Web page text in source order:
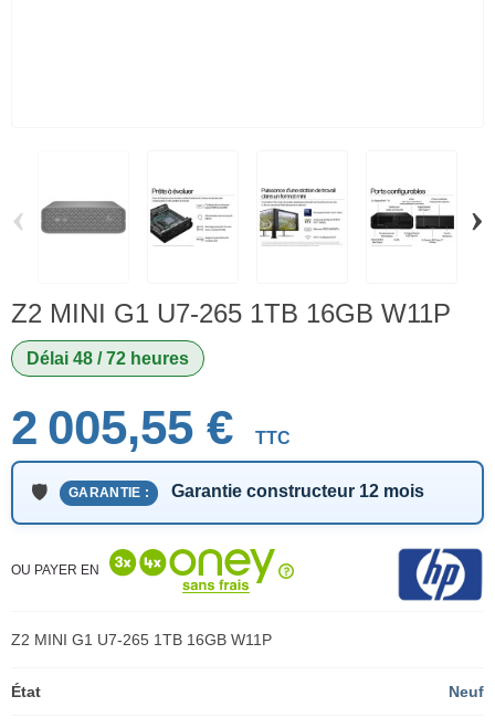
‹ ›
Z2 MINI G1 U7-265 1TB 16GB W11P
Délai 48 / 72 heures
2 005,55 € TTC
GARANTIE : Garantie constructeur 12 mois
OU PAYER EN
Z2 MINI G1 U7-265 1TB 16GB W11P
État Neuf